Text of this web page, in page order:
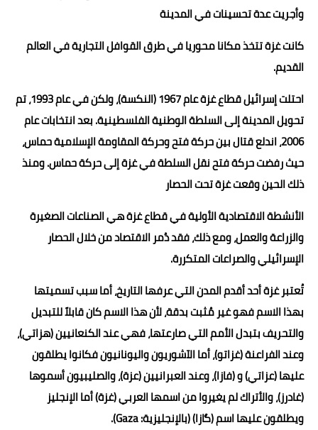
وأجريت عدة تحسينات في المدينة
كانت غزة تتخذ مكانا محوريا في طرق القوافل التجارية في العالم
القديم.
احتلت إسرائيل قطاع غزة عام 1967 (النكسة)، ولكن في عام 1993، تم
تحويل المدينة إلى السلطة الوطنية الفلسطينية. بعد انتخابات عام
2006، اندلع قتال بين حركة فتح وحركة المقاومة الإسلامية حماس،
حيث رفضت حركة فتح نقل السلطة في غزة إلى حركة حماس. ومنذ
ذلك الحين وقعت غزة تحت الحصار
الأنشطة الاقتصادية الأولية في قطاع غزة هي الصناعات الصغيرة
والزراعة والعمل، ومع ذلك، فقد دُمر الاقتصاد من خلال الحصار
الإسرائيلي والصراعات المتكررة.
تُعتبر غزة أحد أقدم المدن التي عرفها التاريخ، أما سبب تسميتها
بهذا الاسم فهو غير مُثبت بدقة، لأن هذا الاسم كان قابلاً للتبديل
والتحريف بتبدل الأمم التي صارعتها، فهي عند الكنعانيين (هزاتي)،
وعند الفراعنة (غزاتو)، أما الآشوريون واليونانيون فكانوا يطلقون
عليها (عزاتي) و (فازا)، وعند العبرانيين (عزة)، والصليبيون أسموها
(غادرز)، والأتراك لم يغيروا من اسمها العربي (غزة) أما الإنجليز
ويطلقون عليها اسم (گازا) (بالإنجليزية: Gaza)‏.